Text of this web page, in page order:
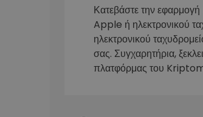
Βρες
Κατεβάστε την
Apple ή ηλεκτρονικού
ηλεκτρονικού
σας. Συγχαρητήρια,
πλατφόρμας του